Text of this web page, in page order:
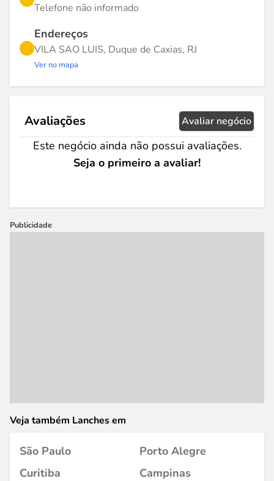
Telefone não informado
Endereços
VILA SAO LUIS, Duque de Caxias, RJ
Ver no mapa
Avaliações Avaliar negócio
Este negócio ainda não possui avaliações.
Seja o primeiro a avaliar!
Publicidade
Veja também Lanches em
São Paulo
Porto Alegre
Curitiba
Campinas